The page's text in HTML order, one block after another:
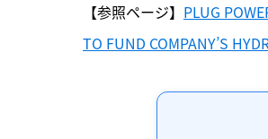
【参照ページ】 PLUG
TO FUND COMPANY’S